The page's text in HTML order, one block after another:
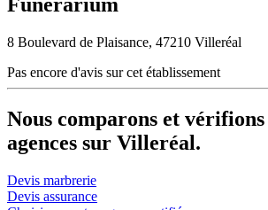
Funérarium
8 Boulevard de Plaisance, 47210 Villeréal
Pas encore d'avis sur cet établissement
Nous comparons et vérifions
agences sur Villeréal.
Devis marbrerie
Devis assurance